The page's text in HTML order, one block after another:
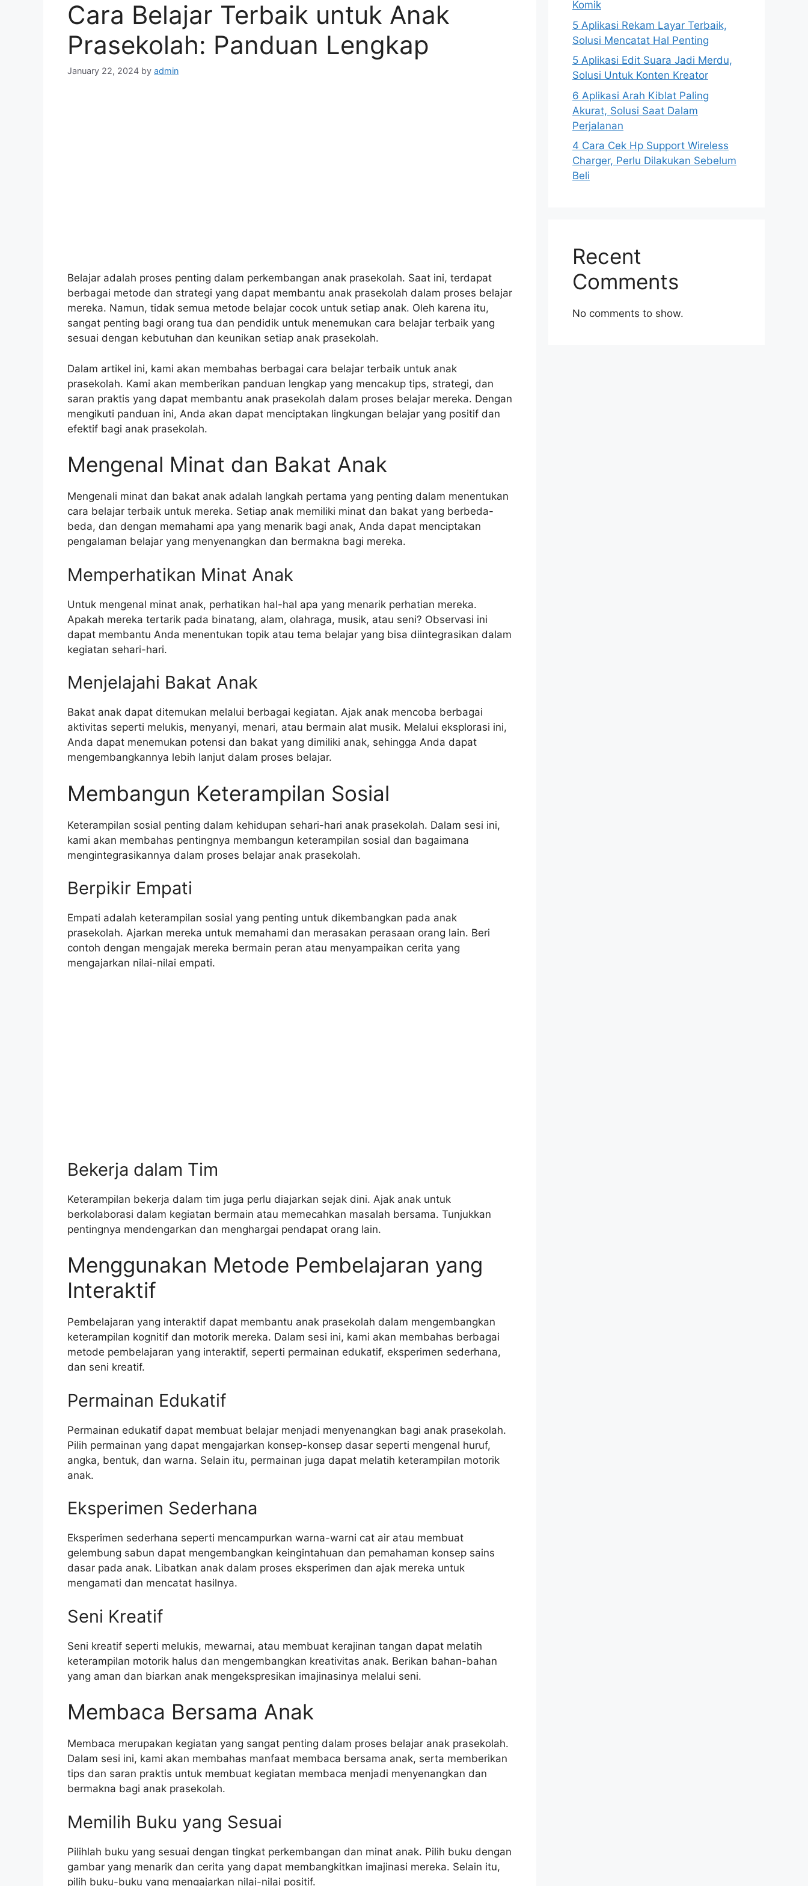
Cara Belajar Terbaik untuk Anak
Prasekolah: Panduan Lengkap
January 22, 2024 by admin
Belajar adalah proses penting dalam perkembangan anak prasekolah. Saat ini, terdapat
berbagai metode dan strategi yang dapat membantu anak prasekolah dalam proses belajar
mereka. Namun, tidak semua metode belajar cocok untuk setiap anak. Oleh karena itu,
sangat penting bagi orang tua dan pendidik untuk menemukan cara belajar terbaik yang
sesuai dengan kebutuhan dan keunikan setiap anak prasekolah.
Dalam artikel ini, kami akan membahas berbagai cara belajar terbaik untuk anak
prasekolah. Kami akan memberikan panduan lengkap yang mencakup tips, strategi, dan
saran praktis yang dapat membantu anak prasekolah dalam proses belajar mereka. Dengan
mengikuti panduan ini, Anda akan dapat menciptakan lingkungan belajar yang positif dan
efektif bagi anak prasekolah.
Mengenal Minat dan Bakat Anak
Mengenali minat dan bakat anak adalah langkah pertama yang penting dalam menentukan
cara belajar terbaik untuk mereka. Setiap anak memiliki minat dan bakat yang berbeda-
beda, dan dengan memahami apa yang menarik bagi anak, Anda dapat menciptakan
pengalaman belajar yang menyenangkan dan bermakna bagi mereka.
Memperhatikan Minat Anak
Untuk mengenal minat anak, perhatikan hal-hal apa yang menarik perhatian mereka.
Apakah mereka tertarik pada binatang, alam, olahraga, musik, atau seni? Observasi ini
dapat membantu Anda menentukan topik atau tema belajar yang bisa diintegrasikan dalam
kegiatan sehari-hari.
Menjelajahi Bakat Anak
Bakat anak dapat ditemukan melalui berbagai kegiatan. Ajak anak mencoba berbagai
aktivitas seperti melukis, menyanyi, menari, atau bermain alat musik. Melalui eksplorasi ini,
Anda dapat menemukan potensi dan bakat yang dimiliki anak, sehingga Anda dapat
mengembangkannya lebih lanjut dalam proses belajar.
Membangun Keterampilan Sosial
Keterampilan sosial penting dalam kehidupan sehari-hari anak prasekolah. Dalam sesi ini,
kami akan membahas pentingnya membangun keterampilan sosial dan bagaimana
mengintegrasikannya dalam proses belajar anak prasekolah.
Berpikir Empati
Empati adalah keterampilan sosial yang penting untuk dikembangkan pada anak
prasekolah. Ajarkan mereka untuk memahami dan merasakan perasaan orang lain. Beri
contoh dengan mengajak mereka bermain peran atau menyampaikan cerita yang
mengajarkan nilai-nilai empati.
Bekerja dalam Tim
Keterampilan bekerja dalam tim juga perlu diajarkan sejak dini. Ajak anak untuk
berkolaborasi dalam kegiatan bermain atau memecahkan masalah bersama. Tunjukkan
pentingnya mendengarkan dan menghargai pendapat orang lain.
Menggunakan Metode Pembelajaran yang
Interaktif
Pembelajaran yang interaktif dapat membantu anak prasekolah dalam mengembangkan
keterampilan kognitif dan motorik mereka. Dalam sesi ini, kami akan membahas berbagai
metode pembelajaran yang interaktif, seperti permainan edukatif, eksperimen sederhana,
dan seni kreatif.
Permainan Edukatif
Permainan edukatif dapat membuat belajar menjadi menyenangkan bagi anak prasekolah.
Pilih permainan yang dapat mengajarkan konsep-konsep dasar seperti mengenal huruf,
angka, bentuk, dan warna. Selain itu, permainan juga dapat melatih keterampilan motorik
anak.
Eksperimen Sederhana
Eksperimen sederhana seperti mencampurkan warna-warni cat air atau membuat
gelembung sabun dapat mengembangkan keingintahuan dan pemahaman konsep sains
dasar pada anak. Libatkan anak dalam proses eksperimen dan ajak mereka untuk
mengamati dan mencatat hasilnya.
Seni Kreatif
Seni kreatif seperti melukis, mewarnai, atau membuat kerajinan tangan dapat melatih
keterampilan motorik halus dan mengembangkan kreativitas anak. Berikan bahan-bahan
yang aman dan biarkan anak mengekspresikan imajinasinya melalui seni.
Membaca Bersama Anak
Membaca merupakan kegiatan yang sangat penting dalam proses belajar anak prasekolah.
Dalam sesi ini, kami akan membahas manfaat membaca bersama anak, serta memberikan
tips dan saran praktis untuk membuat kegiatan membaca menjadi menyenangkan dan
bermakna bagi anak prasekolah.
Memilih Buku yang Sesuai
Pilihlah buku yang sesuai dengan tingkat perkembangan dan minat anak. Pilih buku dengan
gambar yang menarik dan cerita yang dapat membangkitkan imajinasi mereka. Selain itu,
pilih buku-buku yang mengajarkan nilai-nilai positif.
Komik
5 Aplikasi Rekam Layar Terbaik,
Solusi Mencatat Hal Penting
5 Aplikasi Edit Suara Jadi Merdu,
Solusi Untuk Konten Kreator
6 Aplikasi Arah Kiblat Paling
Akurat, Solusi Saat Dalam
Perjalanan
4 Cara Cek Hp Support Wireless
Charger, Perlu Dilakukan Sebelum
Beli
Recent
Comments
No comments to show.